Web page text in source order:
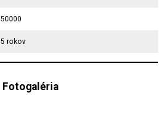
50000
5 rokov
Fotogaléria